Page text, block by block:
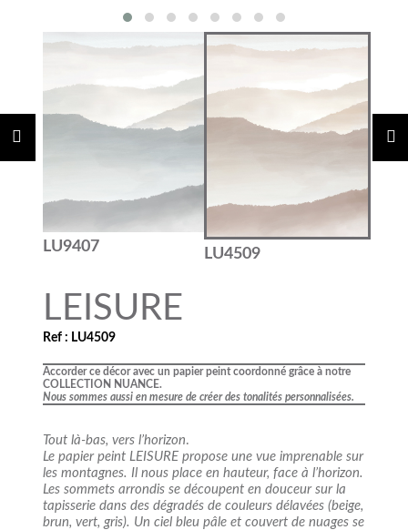
LU9407 LU4509
LEISURE
Ref : LU4509
Accorder ce décor avec un papier peint coordonné grâce à notre
COLLECTION NUANCE.
Nous sommes aussi en mesure de créer des tonalités personnalisées.
Tout là-bas, vers l’horizon.
Le papier peint LEISURE propose une vue imprenable sur
les montagnes. Il nous place en hauteur, face à l’horizon.
Les sommets arrondis se découpent en douceur sur la
tapisserie dans des dégradés de couleurs délavées (beige,
brun, vert, gris). Un ciel bleu pâle et couvert de nuages se